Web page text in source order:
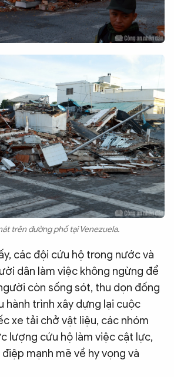
trên đường phố tại Venezuela.
các đội cứu hộ trong nước và
dân làm việc không ngừng để
còn sống sót, thu dọn đống
hành trình xây dựng lại cuộc
xe tải chở vật liệu, các nhóm
lượng cứu hộ làm việc cật lực,
mạnh mẽ về hy vọng và